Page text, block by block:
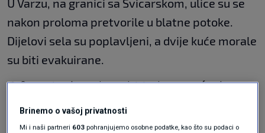
U Varzu, na granici sa Švicarskom, ulice su se
nakon proloma pretvorile u blatne potoke.
Dijelovi sela su poplavljeni, a dvije kuće morale
su biti evakuirane.
🌪️ Grossa tromba marina avvistata circa un ora fa a largo
Pesaro-Urbino".pic.twitter.com/y2sfPJdoOV
— Italia 24H Live 🔴 – Notizie dall'Italia (@Italia24HLive)
Brinemo o vašoj privatnosti
Mi i naši partneri 603 pohranjujemo osobne podatke, kao što su podaci o